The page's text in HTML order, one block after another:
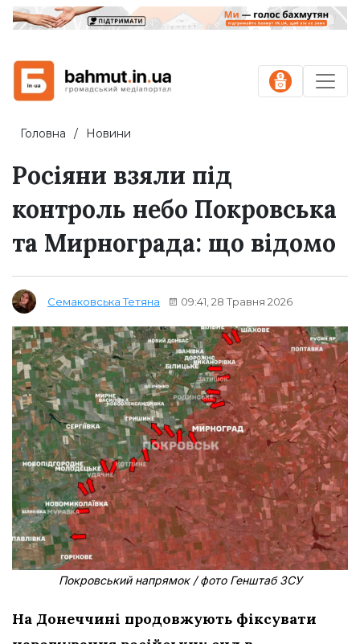
Головна Новини
Росіяни взяли під
контроль небо Покровська
та Мирнограда: що відомо
Семаковська Тетяна 09:41, 28 Травня 2026
Покровський напрямок / фото Генштаб ЗСУ
На Донеччині продовжують фіксувати